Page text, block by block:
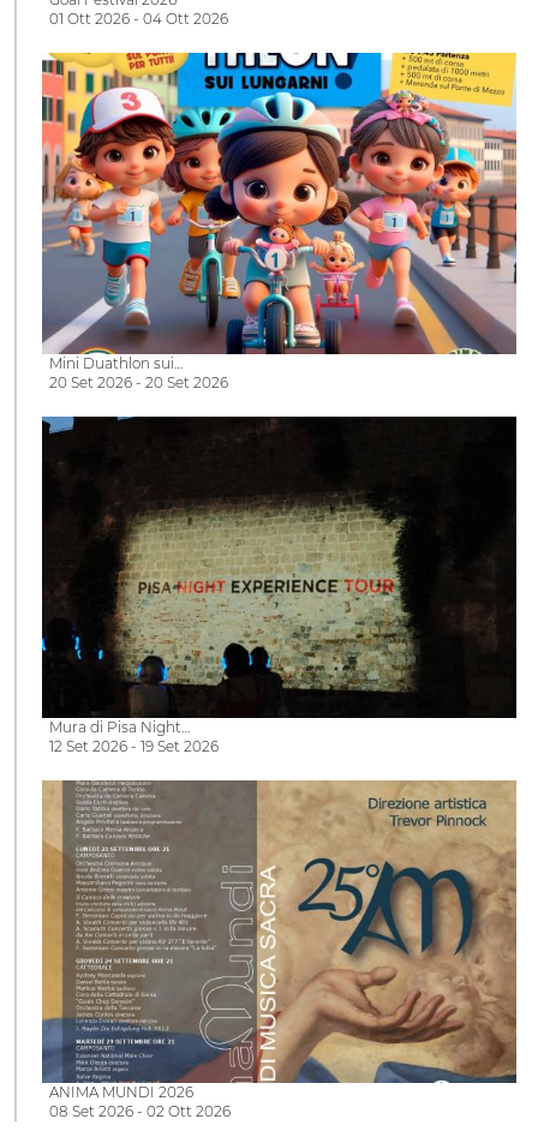
01 Ott 2026 - 04 Ott 2026
Mini Duathlon sui…
20 Set 2026 - 20 Set 2026
Mura di Pisa Night…
12 Set 2026 - 19 Set 2026
ANIMA MUNDI 2026
08 Set 2026 - 02 Ott 2026